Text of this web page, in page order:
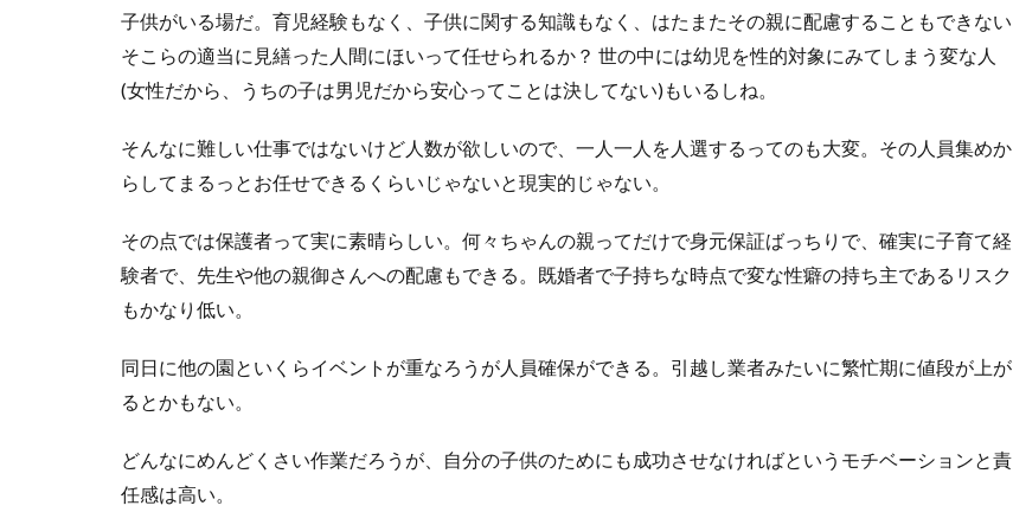
子供がいる場だ。育児経験もなく、子供に関する知識もなく、はたまたその親に配慮することもできない
そこらの適当に見繕った人間にほいって任せられるか？ 世の中には幼児を性的対象にみてしまう変な人
(女性だから、うちの子は男児だから安心ってことは決してない)もいるしね。
そんなに難しい仕事ではないけど人数が欲しいので、一人一人を人選するってのも大変。その人員集めか
らしてまるっとお任せできるくらいじゃないと現実的じゃない。
その点では保護者って実に素晴らしい。何々ちゃんの親ってだけで身元保証ばっちりで、確実に子育て経
験者で、先生や他の親御さんへの配慮もできる。既婚者で子持ちな時点で変な性癖の持ち主であるリスク
もかなり低い。
同日に他の園といくらイベントが重なろうが人員確保ができる。引越し業者みたいに繁忙期に値段が上が
るとかもない。
どんなにめんどくさい作業だろうが、自分の子供のためにも成功させなければというモチベーションと責
任感は高い。